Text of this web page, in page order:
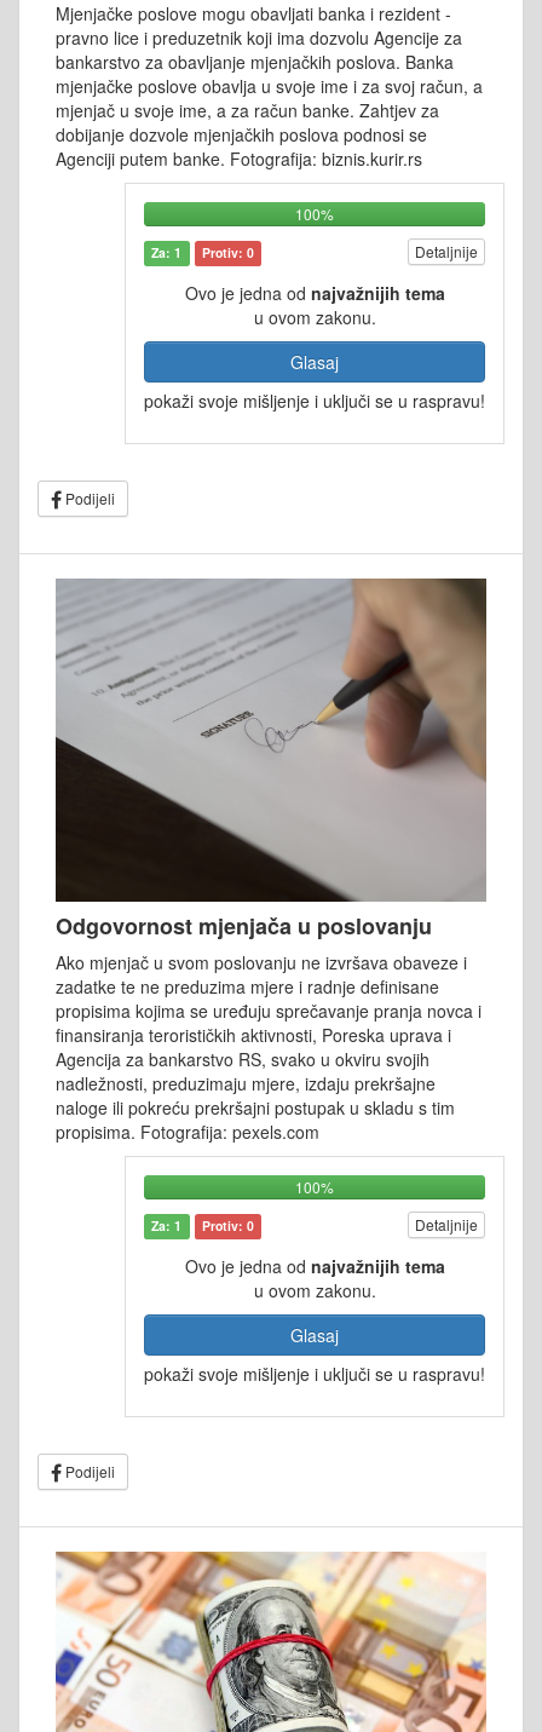
Mjenjačke poslove mogu obavljati banka i rezident -
pravno lice i preduzetnik koji ima dozvolu Agencije za
bankarstvo za obavljanje mjenjačkih poslova. Banka
mjenjačke poslove obavlja u svoje ime i za svoj račun, a
mjenjač u svoje ime, a za račun banke. Zahtjev za
dobijanje dozvole mjenjačkih poslova podnosi se
Agenciji putem banke. Fotografija: biznis.kurir.rs
100%
Za: 1 Protiv: 0 Detaljnije
Ovo je jedna od najvažnijih tema
u ovom zakonu.
Glasaj
pokaži svoje mišljenje i uključi se u raspravu!
Podijeli
Odgovornost mjenjača u poslovanju
Ako mjenjač u svom poslovanju ne izvršava obaveze i
zadatke te ne preduzima mjere i radnje definisane
propisima kojima se uređuju sprečavanje pranja novca i
finansiranja terorističkih aktivnosti, Poreska uprava i
Agencija za bankarstvo RS, svako u okviru svojih
nadležnosti, preduzimaju mjere, izdaju prekršajne
naloge ili pokreću prekršajni postupak u skladu s tim
propisima. Fotografija: pexels.com
100%
Za: 1 Protiv: 0 Detaljnije
Ovo je jedna od najvažnijih tema
u ovom zakonu.
Glasaj
pokaži svoje mišljenje i uključi se u raspravu!
Podijeli